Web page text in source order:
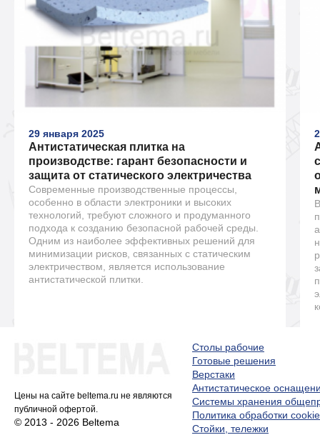
29 января 2025
Антистатическая плитка на
производстве: гарант безопасности и
защита от статического электричества
Современные производственные процессы,
особенно в области электроники и высоких
технологий, требуют сложного и продуманного
подхода к созданию безопасной рабочей среды.
Одним из наиболее эффективных решений для
минимизации рисков, связанных с статическим
электричеством, является использование
антистатической плитки.
Цены на сайте beltema.ru не являются
публичной офертой.
© 2013 - 2026 Beltema
Столы рабочие
Готовые решения
Верстаки
Антистатическое
Системы хранения
Политика обработки cookie
Стойки, тележки